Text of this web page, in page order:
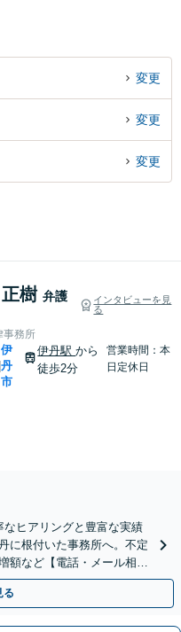
変更
変更
変更
樹 弁護
インタビューを見
る
事務所
伊
丹
市
伊丹駅から
徒歩2分
営業時間：本
日定休日
なヒアリングと豊富な実績
に根付いた事務所へ。不定
額など【電話・メール相談
ン可能】
る